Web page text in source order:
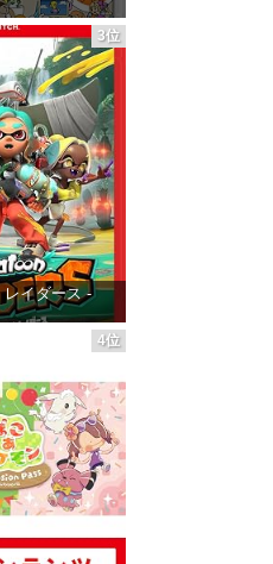
価格：¥5,645
3位
レイダース -
価格：¥6,455
4位